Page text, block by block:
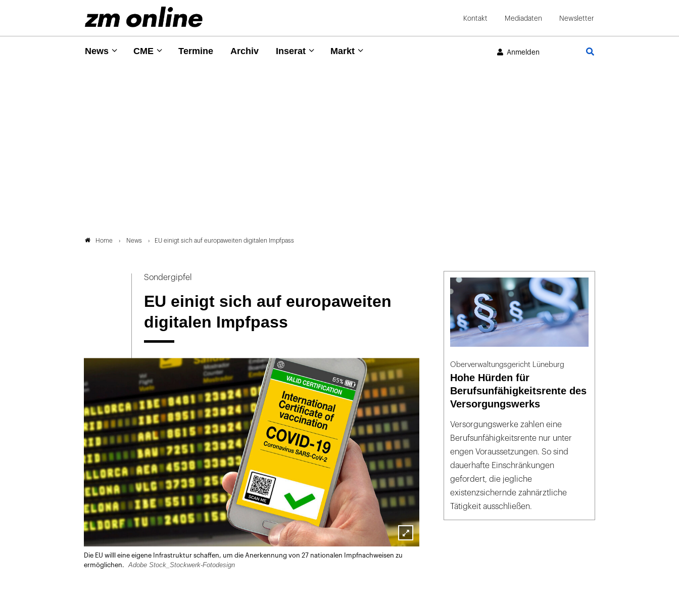
Kontakt Mediadaten Newsletter
News CME Termine Archiv Inserat Markt Anmelden
Home News EU einigt sich auf europaweiten digitalen Impfpass
Sondergipfel
EU einigt sich auf europaweiten
digitalen Impfpass
Lightbox
öffnen
Die EU willl eine eigene Infrastruktur schaffen, um die Anerkennung von 27 nationalen Impfnachweisen zu
ermöglichen.
Adobe Stock_Stockwerk-Fotodesign
Oberverwaltungsgericht Lüneburg
Hohe Hürden für
Berufsunfähigkeitsrente des
Versorgungswerks
Versorgungswerke zahlen eine
Berufsunfähigkeitsrente nur unter
engen Voraussetzungen. So sind
dauerhafte Einschränkungen
gefordert, die jegliche
existenzsichernde zahnärztliche
Tätigkeit ausschließen.